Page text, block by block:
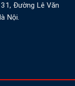
Đường Lê Văn
Nội.